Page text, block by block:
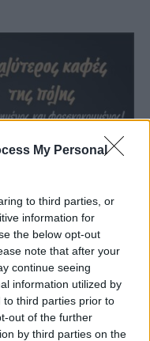
My Personal
to third parties, or
information for
the below opt-out
note that after your
continue seeing
information utilized by
to third parties prior to
out of the further
by third parties on the